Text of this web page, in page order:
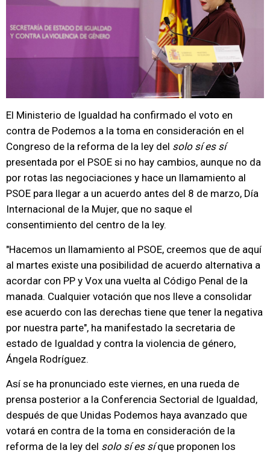
El Ministerio de Igualdad ha confirmado el voto en
contra de Podemos a la toma en consideración en el
Congreso de la reforma de la ley del solo sí es sí
presentada por el PSOE si no hay cambios, aunque no da
por rotas las negociaciones y hace un llamamiento al
PSOE para llegar a un acuerdo antes del 8 de marzo, Día
Internacional de la Mujer, que no saque el
consentimiento del centro de la ley.
"Hacemos un llamamiento al PSOE, creemos que de aquí
al martes existe una posibilidad de acuerdo alternativa a
acordar con PP y Vox una vuelta al Código Penal de la
manada. Cualquier votación que nos lleve a consolidar
ese acuerdo con las derechas tiene que tener la negativa
por nuestra parte", ha manifestado la secretaria de
estado de Igualdad y contra la violencia de género,
Ángela Rodríguez.
Así se ha pronunciado este viernes, en una rueda de
prensa posterior a la Conferencia Sectorial de Igualdad,
después de que Unidas Podemos haya avanzado que
votará en contra de la toma en consideración de la
reforma de la ley del solo sí es síque proponen los